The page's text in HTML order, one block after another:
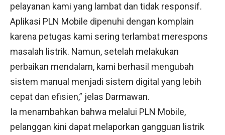
pelayanan kami yang lambat dan tidak responsif.
Aplikasi PLN Mobile dipenuhi dengan komplain
karena petugas kami sering terlambat merespons
masalah listrik. Namun, setelah melakukan
perbaikan mendalam, kami berhasil mengubah
sistem manual menjadi sistem digital yang lebih
cepat dan efisien,” jelas Darmawan.
Ia menambahkan bahwa melalui PLN Mobile,
pelanggan kini dapat melaporkan gangguan listrik